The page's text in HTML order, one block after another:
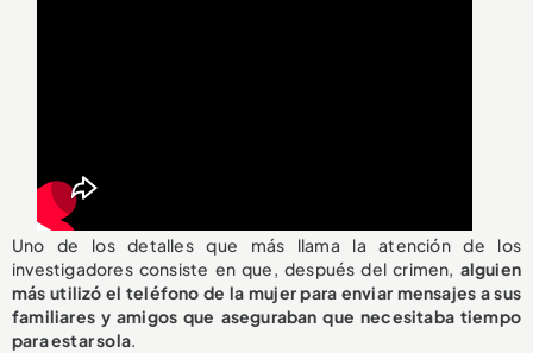
Uno de los detalles que más llama la atención de los
investigadores consiste en que, después del crimen, alguien
más utilizó el teléfono de la mujer para enviar mensajes a sus
familiares y amigos que aseguraban que necesitaba tiempo
para estar sola.